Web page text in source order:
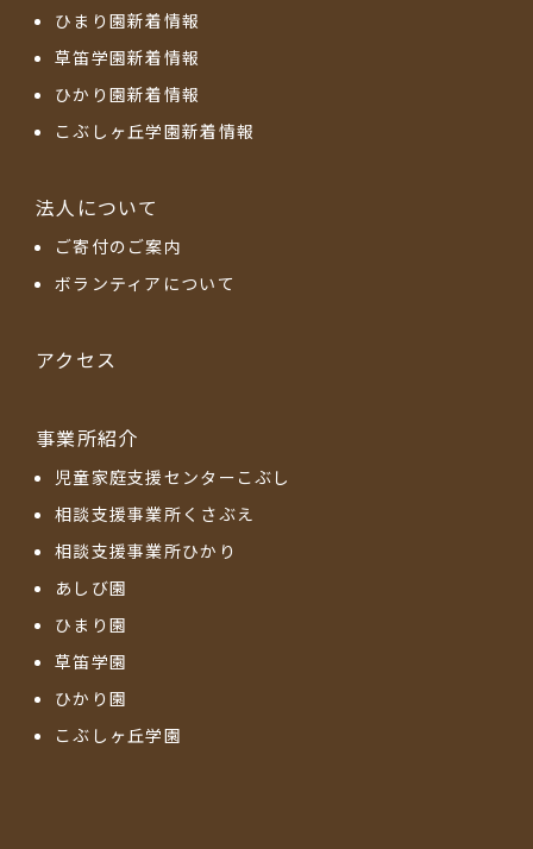
ひまり園新着情報
草笛学園新着情報
ひかり園新着情報
こぶしヶ丘学園新着情報
法人について
ご寄付のご案内
ボランティアについて
アクセス
事業所紹介
児童家庭支援センターこぶし
相談支援事業所くさぶえ
相談支援事業所ひかり
あしび園
ひまり園
草笛学園
ひかり園
こぶしヶ丘学園